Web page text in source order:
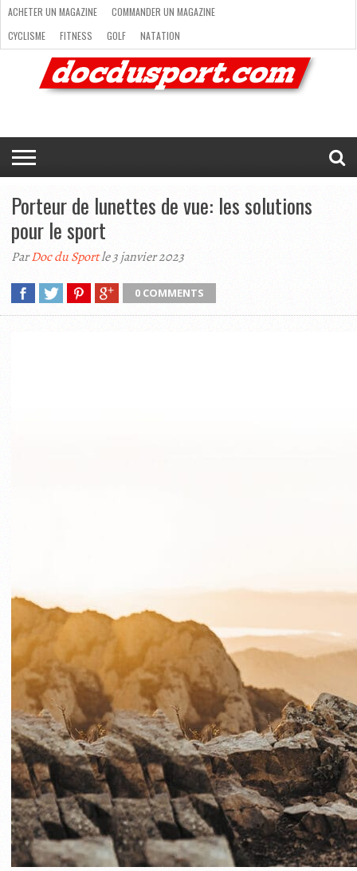
ACHETER
MAGAZINE
COMMANDER
UN
MAGAZINE
CYCLISME
FITNESS
GOLF
NATATION
RANDONNÉE
RUNNING
SKI
TRAIL
RUNNING
TRIATHLON
VOILE
NEWSLETTER
MAG’
EN
LIGNE
NOUS
CONTACTER
ACHETER UN MAGAZINE
COMMANDER UN MAGAZINE
CYCLISME
FITNESS GOLF
NATATION
RANDONNÉE
RUNNING SKI
TRAIL RUNNING
TRIATHLON
VOILE NEWSLETTER
MAG’ EN LIGNE
Porteur de lunettes de vue: les solutions
pour le sport
ParDoc du Sportle 3 janvier 2023
0 COMMENTS